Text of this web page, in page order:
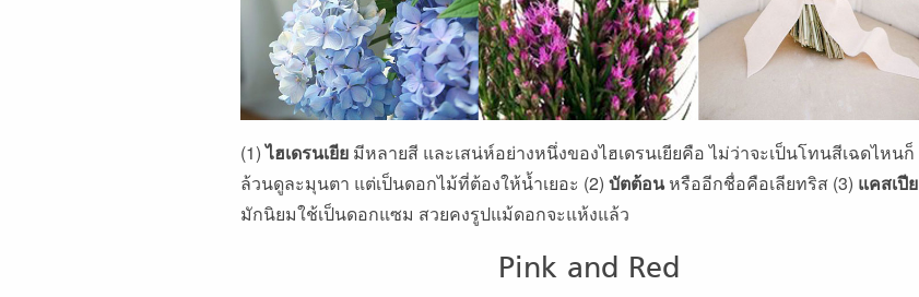
(1)ไฮเดรนเยีย มีหลายสี และเสน่ห์อย่างหนึ่งของไฮเดรนเยียคือ ไม่ว่าจะเป็นโทนสีเฉดไหนก็
ล้วนดูละมุนตา แต่เป็นดอกไม้ที่ต้องให้น้ำเยอะ (2)บัตต้อนหรืออีกชื่อคือเลียทริส (3) แคสเปีย
มักนิยมใช้เป็นดอกแซม สวยคงรูปแม้ดอกจะแห้งแล้ว
Pink and Red